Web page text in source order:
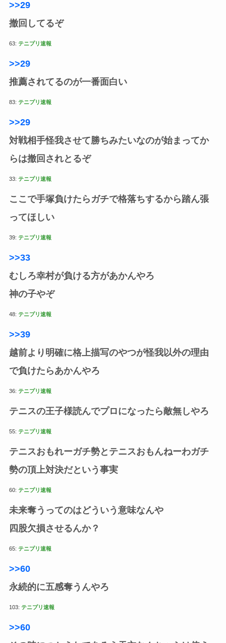
>>29
撤回してるぞ
63: テニプリ速報
>>29
推薦されてるのが一番面白い
83: テニプリ速報
>>29
対戦相手怪我させて勝ちみたいなのが始まってか
らは撤回されとるぞ
33: テニプリ速報
ここで手塚負けたらガチで格落ちするから踏ん張
ってほしい
39: テニプリ速報
>>33
むしろ幸村が負ける方があかんやろ
神の子やぞ
48: テニプリ速報
>>39
越前より明確に格上描写のやつが怪我以外の理由
で負けたらあかんやろ
36: テニプリ速報
テニスの王子様読んでプロになったら敵無しやろ
55: テニプリ速報
テニスおもれーガチ勢とテニスおもんねーわガチ
勢の頂上対決だという事実
60: テニプリ速報
未来奪うってのはどういう意味なんや
四股欠損させるんか？
65: テニプリ速報
>>60
永続的に五感奪うんやろ
103: テニプリ速報
>>60